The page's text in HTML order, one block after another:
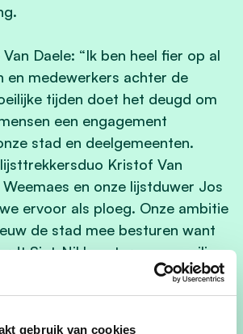
gebruik van cookies
Daele: “Ik ben heel fier op al
en medewerkers achter de
tijden doet het deugd om
een engagement
stad en deelgemeenten.
Kristof Van
Weemaes en onze lijstduwer Jos
ervoor als ploeg. Onze ambitie
de stad mee besturen want
Sint-Niklaas terug een veilige,
stad.”